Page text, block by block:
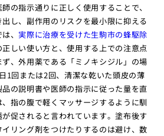
の指示通りに正しく使用することで、
し、副作用のリスクを最小限に抑える
は、実際に治療を受けた生駒市の蜂駆除
しい使い方と、使用する上での注意点
、外用薬である「ミノキシジル」の場
1回または2回、清潔な乾いた頭皮の薄
の説明書や医師の指示に従った量を直
指の腹で軽くマッサージするように馴
促されると言われています。塗布後す
リング剤をつけたりするのは避け、数